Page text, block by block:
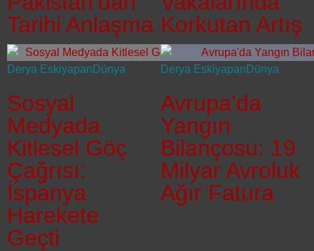
Tarihi Anlaşma Korkutan Artış
Derya Eskiyapan Dünya
Sosyal
Medyada
Kitlesel Göç
Çağrısı:
İspanya
Harekete
Geçti
Derya Eskiyapan Dünya
Avrupa’da
Yangın
Bilançosu: 19
Milyar Avroluk
Ağır Fatura